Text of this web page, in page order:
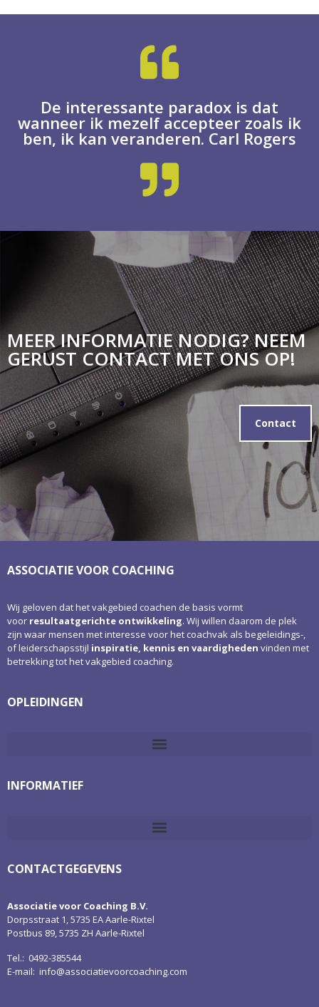
De interessante paradox is dat
wanneer ik mezelf accepteer zoals ik
ben, ik kan veranderen. Carl Rogers
MEER INFORMATIE NODIG? NEEM
GERUST CONTACT MET ONS OP!
Contact
ASSOCIATIE VOOR COACHING
Wij geloven dat het vakgebied coachen de basis vormt
voor resultaatgerichte ontwikkeling. Wij willen daarom de plek
zijn waar mensen met interesse voor het coachvak als begeleidings-,
of leiderschapsstijl inspiratie, kennis en vaardigheden vinden met
betrekking tot het vakgebied coaching.
OPLEIDINGEN
INFORMATIEF
CONTACTGEGEVENS
Associatie voor Coaching B.V.
Dorpsstraat 1, 5735 EA Aarle-Rixtel
Postbus 89, 5735 ZH Aarle-Rixtel
Tel.: 0492-385544
E-mail: info@associatievoorcoaching.com